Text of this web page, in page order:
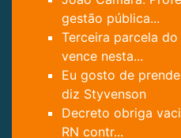
gestão pública...
Terceira parcela
vence nesta...
Eu gosto de
diz Styvenson
Decreto obriga
RN contr...